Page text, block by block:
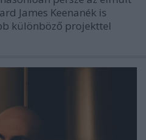
James Keenanék is
különböző projekttel